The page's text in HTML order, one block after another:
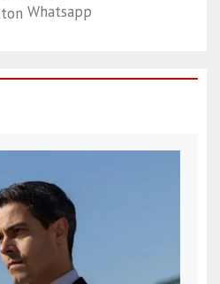
Whatsapp